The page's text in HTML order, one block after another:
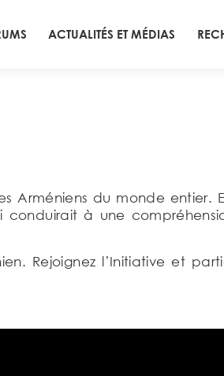
ACTUALITÉS ET MÉDIAS
Arméniens du monde
à une
Rejoignez l’Initiative et